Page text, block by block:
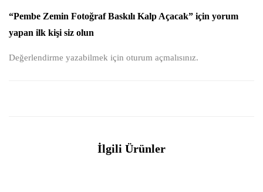
“Pembe Zemin Fotoğraf Baskılı Kalp Açacak” için yorum
yapan ilk kişi siz olun
Değerlendirme yazabilmek için oturum açmalısınız.
İlgili Ürünler